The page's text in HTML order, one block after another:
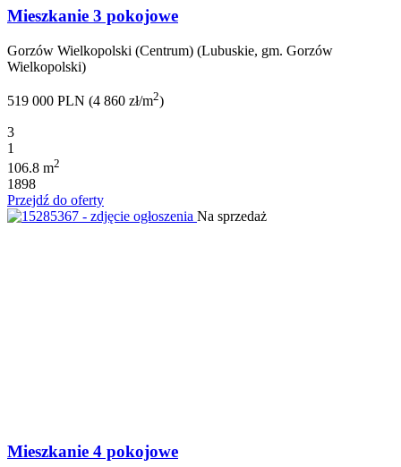
Mieszkanie 3 pokojowe
Gorzów Wielkopolski (Centrum) (Lubuskie, gm. Gorzów
Wielkopolski)
519 000 PLN (4 860 zł/m2)
3
1
106.8 m2
1898
Przejdź do oferty
Na sprzedaż
Mieszkanie 4 pokojowe